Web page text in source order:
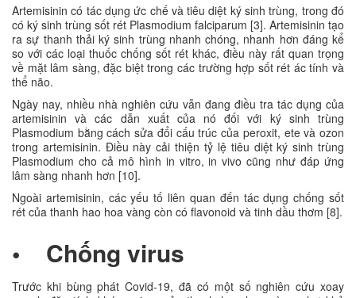
Artemisinin có tác dụng ức chế và tiêu diệt ký sinh trùng, trong đó
có ký sinh trùng sốt rét Plasmodium falciparum [3]. Artemisinin tạo
ra sự thanh thải ký sinh trùng nhanh chóng, nhanh hơn đáng kể
so với các loại thuốc chống sốt rét khác, điều này rất quan trọng
về mặt lâm sàng, đặc biệt trong các trường hợp sốt rét ác tính và
thể não.
Ngày nay, nhiều nhà nghiên cứu vẫn đang điều tra tác dụng của
artemisinin và các dẫn xuất của nó đối với ký sinh trùng
Plasmodium bằng cách sửa đổi cấu trúc của peroxit, ete và ozon
trong artemisinin. Điều này cải thiện tỷ lệ tiêu diệt ký sinh trùng
Plasmodium cho cả mô hình in vitro, in vivo cũng như đáp ứng
lâm sàng nhanh hơn [10].
Ngoài artemisinin, các yếu tố liên quan đến tác dụng chống sốt
rét của thanh hao hoa vàng còn có flavonoid và tinh dầu thơm [8].
• Chống virus
Trước khi bùng phát Covid-19, đã có một số nghiên cứu xoay